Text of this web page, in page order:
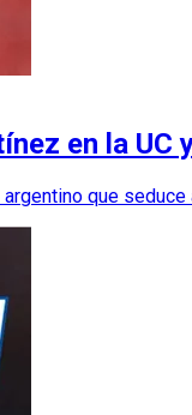
en la UC
que seduce